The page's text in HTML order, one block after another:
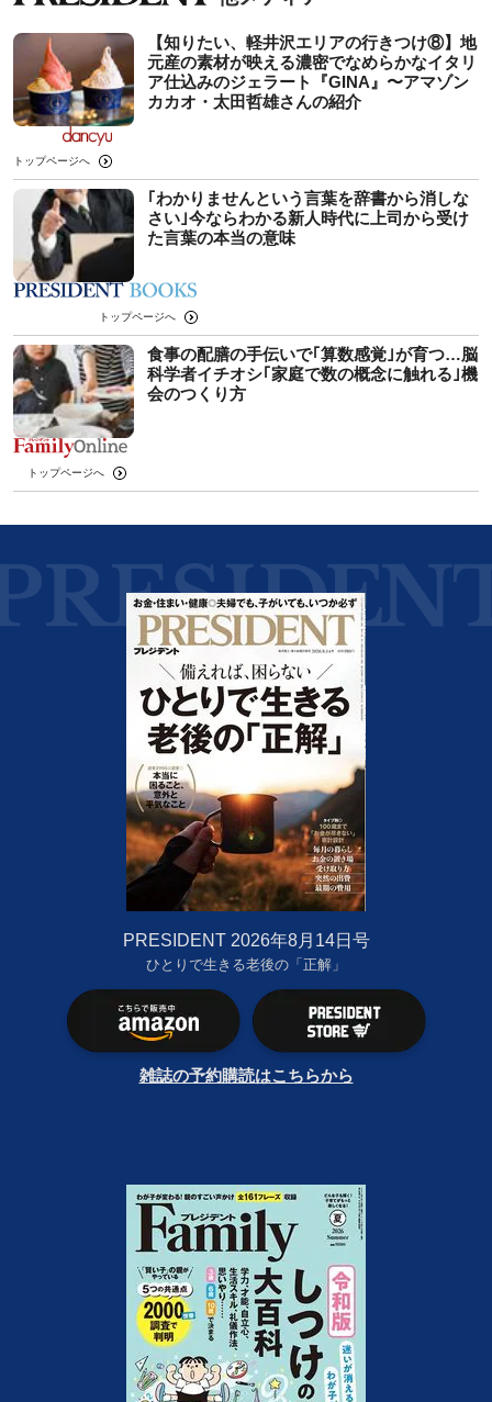
【知りたい、軽井沢エリアの行きつけ⑧】地
元産の素材が映える濃密でなめらかなイタリ
ア仕込みのジェラート『GINA』〜アマゾン
カカオ・太田哲雄さんの紹介
トップページへ
｢わかりませんという言葉を辞書から消しな
さい｣今ならわかる新人時代に上司から受け
た言葉の本当の意味
トップページへ
食事の配膳の手伝いで｢算数感覚｣が育つ…脳
科学者イチオシ｢家庭で数の概念に触れる｣機
会のつくり方
トップページへ
PRESIDENT 2026年8月14日号
ひとりで生きる老後の「正解」
雑誌の予約購読はこちらから